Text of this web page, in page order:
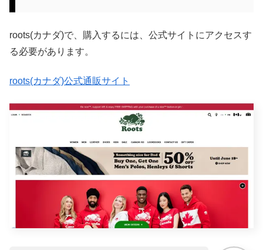
roots(カナダ)で、購入するには、公式サイトにアクセスす
る必要があります。
roots(カナダ)公式通販サイト